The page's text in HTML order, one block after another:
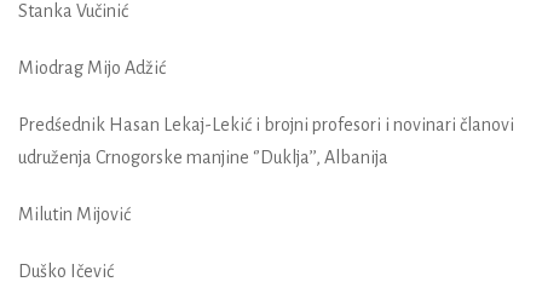
Stanka Vučinić
Miodrag Mijo Adžić
Predśednik Hasan Lekaj-Lekić i brojni profesori i novinari članovi
udruženja Crnogorske manjine ‘’Duklja’’, Albanija
Milutin Mijović
Duško Ičević